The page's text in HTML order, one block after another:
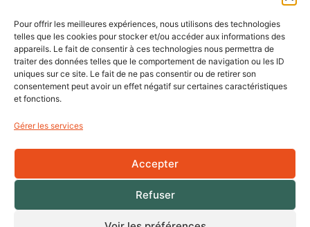
Pour offrir les meilleures expériences, nous utilisons des technologies
telles que les cookies pour stocker et/ou accéder aux informations des
appareils. Le fait de consentir à ces technologies nous permettra de
traiter des données telles que le comportement de navigation ou les ID
uniques sur ce site. Le fait de ne pas consentir ou de retirer son
consentement peut avoir un effet négatif sur certaines caractéristiques
et fonctions.
Gérer les services
Accepter
Refuser
Téléphone :
+33 (0)5 53 99 87 73
+33 (0)5 53 95 50 94
Email : mairie-stcaprais@collectivite47.fr
personnelles
Accessibilité
légales